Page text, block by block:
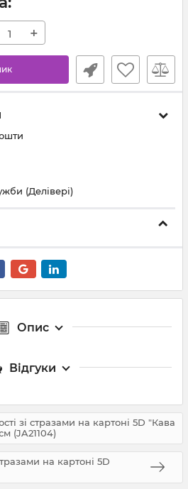
+
(Делівері)
Опис
Відгуки
зі стразами на картоні 5D "Кава
(JA21104)
на картоні 5D